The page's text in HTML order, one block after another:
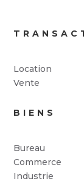
Location
Vente
BIENS
Bureau
Commerce
Industrie